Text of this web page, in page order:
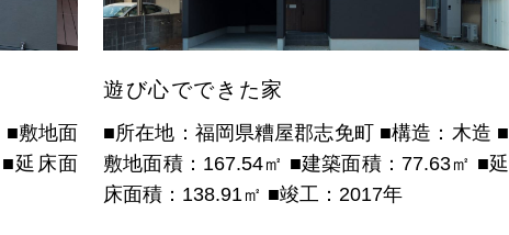
■敷地面
■延床面
遊び心でできた家
■所在地：福岡県糟屋郡志免町 ■構造：木造 ■
敷地面積：167.54㎡ ■建築面積：77.63㎡ ■延
床面積：138.91㎡ ■竣工：2017年